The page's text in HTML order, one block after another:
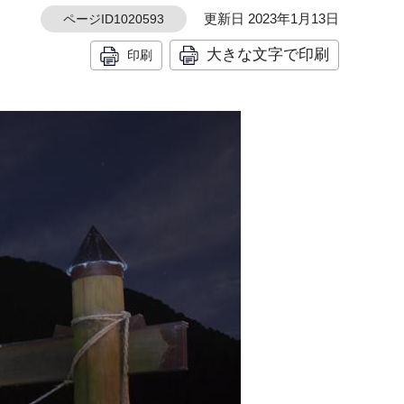
ページID1020593 更新日 2023年1月13日
印刷 大きな文字で印刷